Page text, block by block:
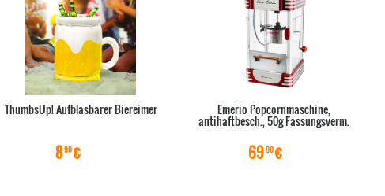
ThumbsUp! Aufblasbarer Biereimer
890€
Emerio Popcornmaschine,
antihaftbesch., 50g Fassungsverm.
6900€